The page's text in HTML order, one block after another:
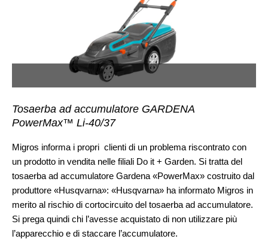
Tosaerba ad accumulatore GARDENA
PowerMax™ Li-40/37
Migros informa i propri clienti di un problema riscontrato con
un prodotto in vendita nelle filiali Do it + Garden. Si tratta del
tosaerba ad accumulatore Gardena «PowerMax» costruito dal
produttore «Husqvarna»: «Husqvarna» ha informato Migros in
merito al rischio di cortocircuito del tosaerba ad accumulatore.
Si prega quindi chi l’avesse acquistato di non utilizzare più
l’apparecchio e di staccare l’accumulatore.